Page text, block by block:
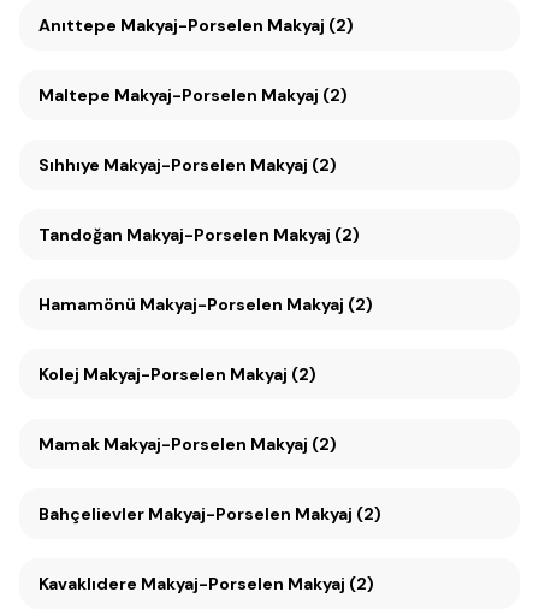
Anıttepe Makyaj-Porselen Makyaj (2)
Maltepe Makyaj-Porselen Makyaj (2)
Sıhhıye Makyaj-Porselen Makyaj (2)
Tandoğan Makyaj-Porselen Makyaj (2)
Hamamönü Makyaj-Porselen Makyaj (2)
Kolej Makyaj-Porselen Makyaj (2)
Mamak Makyaj-Porselen Makyaj (2)
Bahçelievler Makyaj-Porselen Makyaj (2)
Kavaklıdere Makyaj-Porselen Makyaj (2)